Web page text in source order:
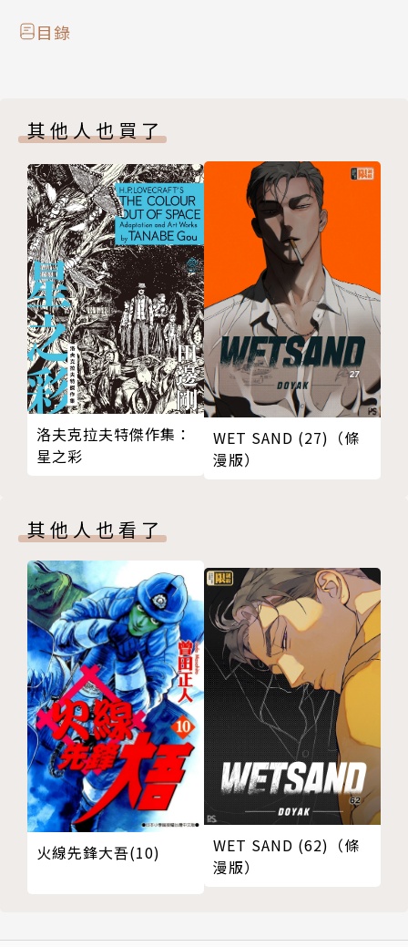
目錄
其他人也買了
洛夫克拉夫特傑作集：
星之彩
WET SAND (27)（條
漫版）
其他人也看了
火線先鋒大吾(10)
WET SAND (62)（條
漫版）